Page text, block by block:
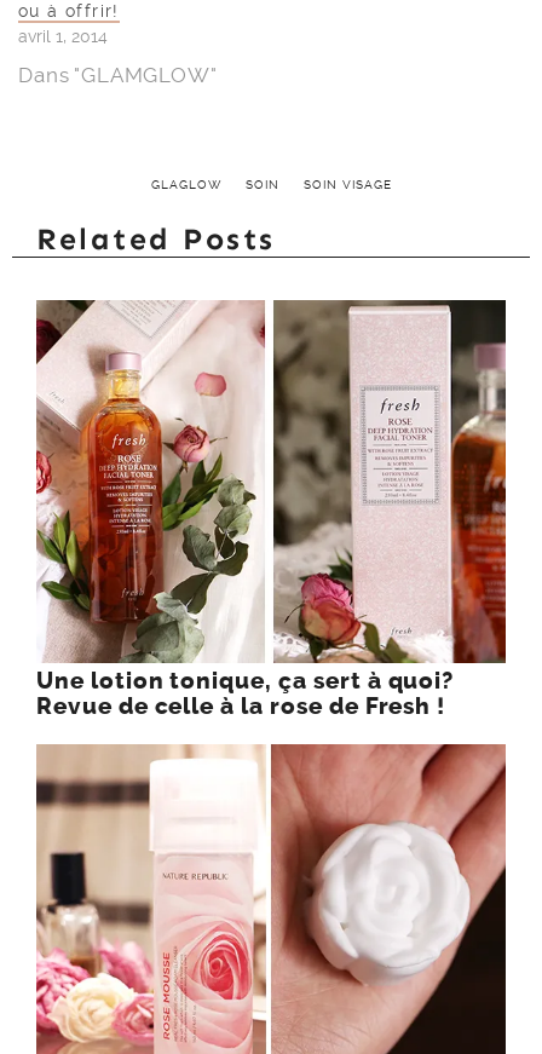
ou à offrir!
avril 1, 2014
Dans "GLAMGLOW"
GLAGLOW SOIN SOIN VISAGE
Related Posts
Une lotion tonique, ça sert à quoi?
Revue de celle à la rose de Fresh !